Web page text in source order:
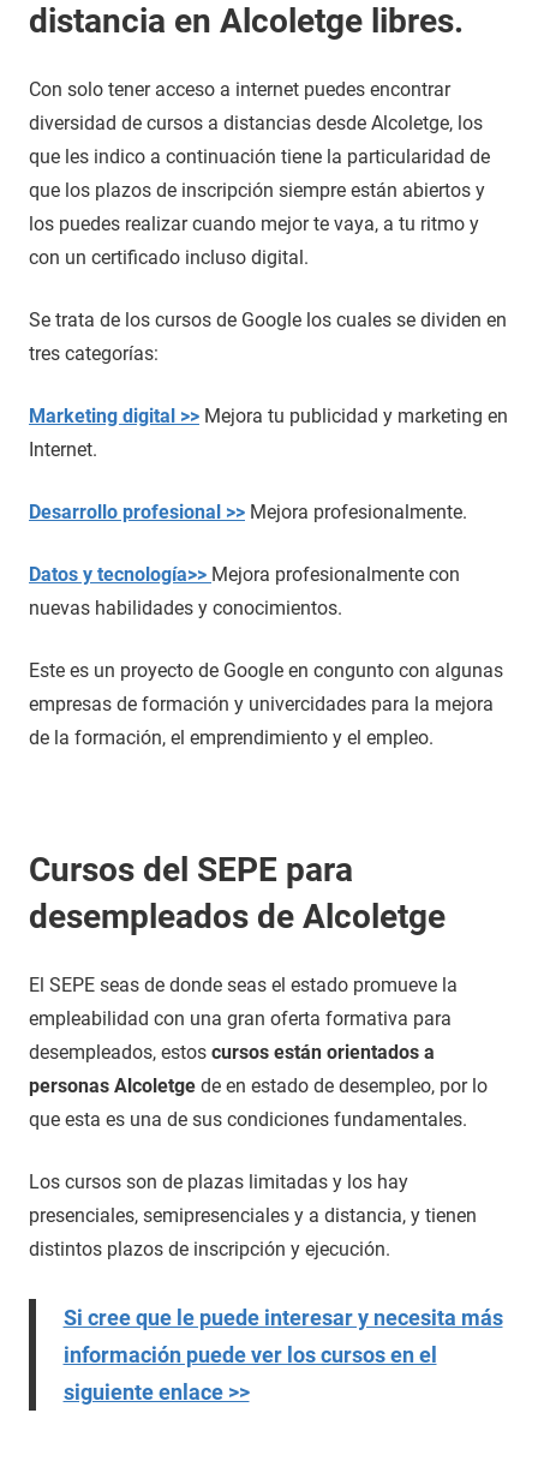
distancia en Alcoletge libres.
Con solo tener acceso a internet puedes encontrar
diversidad de cursos a distancias desde Alcoletge, los
que les indico a continuación tiene la particularidad de
que los plazos de inscripción siempre están abiertos y
los puedes realizar cuando mejor te vaya, a tu ritmo y
con un certificado incluso digital.
Se trata de los cursos de Google los cuales se dividen en
tres categorías:
Marketing digital >> Mejora tu publicidad y marketing en
Internet.
Desarrollo profesional >> Mejora profesionalmente.
Datos y tecnología>> Mejora profesionalmente con
nuevas habilidades y conocimientos.
Este es un proyecto de Google en congunto con algunas
empresas de formación y univercidades para la mejora
de la formación, el emprendimiento y el empleo.
Cursos del SEPE para
desempleados de Alcoletge
El SEPE seas de donde seas el estado promueve la
empleabilidad con una gran oferta formativa para
desempleados, estos cursos están orientados a
personas Alcoletge de en estado de desempleo, por lo
que esta es una de sus condiciones fundamentales.
Los cursos son de plazas limitadas y los hay
presenciales, semipresenciales y a distancia, y tienen
distintos plazos de inscripción y ejecución.
Si cree que le puede interesar y necesita más
información puede ver los cursos en el
siguiente enlace >>